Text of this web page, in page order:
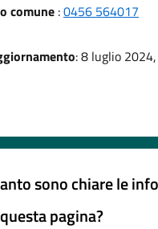
comune :0456 564017
: 8 luglio
sono chiare le
pagina?